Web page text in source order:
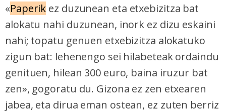
«Paperik ez duzunean eta etxebizitza bat
alokatu nahi duzunean, inork ez dizu eskaini
nahi; topatu genuen etxebizitza alokatuko
zigun bat: lehenengo sei hilabeteak ordaindu
genituen, hilean 300 euro, baina iruzur bat
zen», gogoratu du. Gizona ez zen etxearen
jabea, eta dirua eman ostean, ez zuten berriz